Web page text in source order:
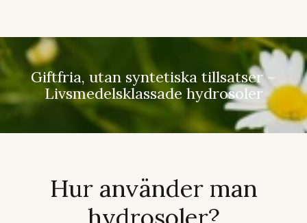
Giftfria, utan syntetiska tillsatser –
Livsmedelsklassade hydrosoler
Hur använder man